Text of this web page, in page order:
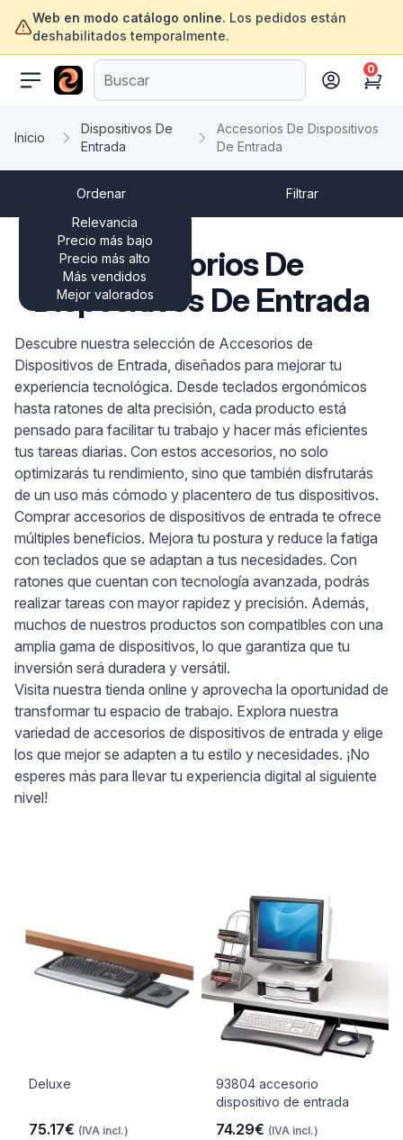
Web en modo catálogo online. Los pedidos están
deshabilitados temporalmente.
ofertasinformatica.com
Cart
0
Inicio
Dispositivos De
Entrada
Accesorios De Dispositivos
De Entrada
Ordenar
Relevancia
Precio más bajo
Precio más alto
Más vendidos
Mejor valorados
Filtrar
Accesorios De
Dispositivos De Entrada
Descubre nuestra selección de Accesorios de
Dispositivos de Entrada, diseñados para mejorar tu
experiencia tecnológica. Desde teclados ergonómicos
hasta ratones de alta precisión, cada producto está
pensado para facilitar tu trabajo y hacer más eficientes
tus tareas diarias. Con estos accesorios, no solo
optimizarás tu rendimiento, sino que también disfrutarás
de un uso más cómodo y placentero de tus dispositivos.
Comprar accesorios de dispositivos de entrada te ofrece
múltiples beneficios. Mejora tu postura y reduce la fatiga
con teclados que se adaptan a tus necesidades. Con
ratones que cuentan con tecnología avanzada, podrás
realizar tareas con mayor rapidez y precisión. Además,
muchos de nuestros productos son compatibles con una
amplia gama de dispositivos, lo que garantiza que tu
inversión será duradera y versátil.
Visita nuestra tienda online y aprovecha la oportunidad de
transformar tu espacio de trabajo. Explora nuestra
variedad de accesorios de dispositivos de entrada y elige
los que mejor se adapten a tu estilo y necesidades. ¡No
esperes más para llevar tu experiencia digital al siguiente
nivel!
Deluxe
75.17€ (IVA incl.)
93804 accesorio
dispositivo de entrada
74.29€ (IVA incl.)